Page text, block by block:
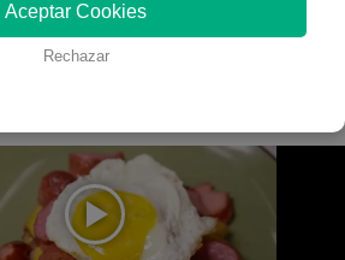
se vivirá una intensa Noche
Sánchez Patiño y Joaquín
Aceptar Cookies
Rechazar